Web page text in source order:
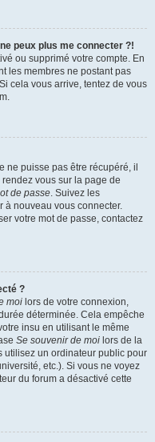
peux plus me connecter ?!
ou supprimé votre compte. En
les membres ne postant pas
cela vous arrive, tentez de vous
ne puisse pas être récupéré, il
vous sur la page de
de passe . Suivez les
nouveau vous connecter.
votre mot de passe, contactez
?
moi lors de votre connexion,
déterminée. Cela empêche
insu en utilisant le même
Se souvenir de moi lors de la
utilisez un ordinateur public pour
etc.). Si vous ne voyez
du forum a désactivé cette